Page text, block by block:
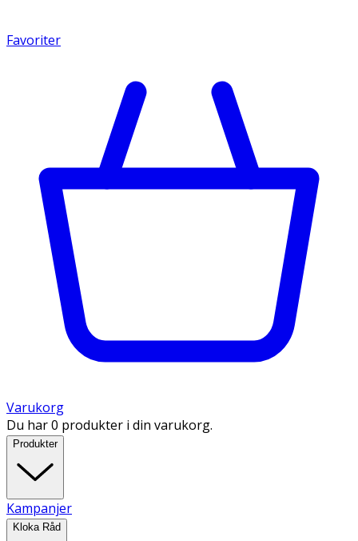
Favoriter
Varukorg
Du har 0 produkter i din varukorg.
Produkter
Kampanjer
Kloka Råd